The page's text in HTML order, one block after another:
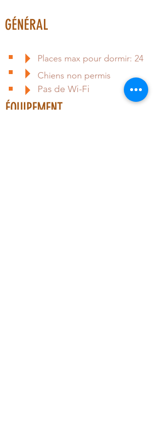
GÉNÉRAL
Places max pour dormir: 24
Chiens non permis
Pas de Wi-Fi
ÉQUIPEMENT